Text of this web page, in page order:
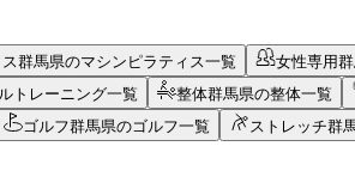
群馬県のマシンピラティス一覧 女性専用
トレーニング一覧 整体群馬県の整体一覧
ゴルフ群馬県のゴルフ一覧 ストレッチ群